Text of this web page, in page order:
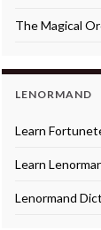
The Magical
LENORMAND
Learn
Learn
Lenormand